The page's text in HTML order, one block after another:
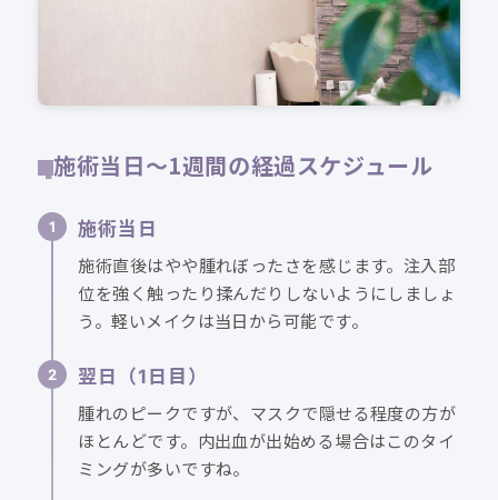
施術当日〜1週間の経過スケジュール
施術当日
施術直後はやや腫れぼったさを感じます。注入部
位を強く触ったり揉んだりしないようにしましょ
う。軽いメイクは当日から可能です。
翌日（1日目）
腫れのピークですが、マスクで隠せる程度の方が
ほとんどです。内出血が出始める場合はこのタイ
ミングが多いですね。